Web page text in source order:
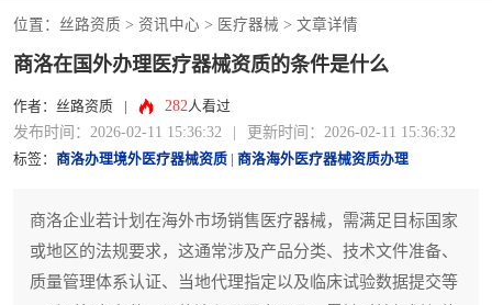
位置： 丝路资质 > 资讯中心 > 医疗器械 > 文章详情
商洛在国外办理医疗器械资质的条件是什么
作者：丝路资质 282人看过
发布时间：2026-02-11 15:36:32 更新时间：2026-02-11 15:36:32
标签： 商洛办理境外医疗器械资质 商洛海外医疗器械资质办理
商洛企业若计划在海外市场销售医疗器械，需满足目标国家
或地区的法规要求，这通常涉及产品分类、技术文件准备、
质量管理体系认证、当地代理指定以及临床试验数据提交等